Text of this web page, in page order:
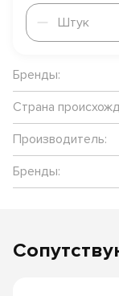
Штук
Штук
Бренды:
Страна
Производитель:
Бренды: